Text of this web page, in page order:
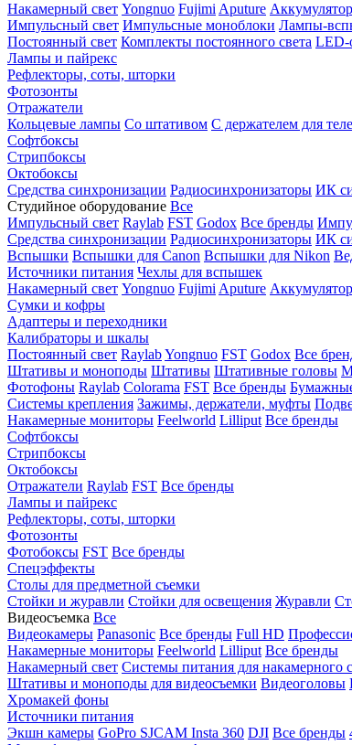
Накамерный свет Yongnuo Fujimi Aputure
Импульсный свет Импульсные моноблоки Лампы-
Постоянный свет Комплекты постоянного света LED-
Лампы и пайрекс
Рефлекторы, соты, шторки
Фотозонты
Отражатели
Кольцевые лампы Со штативом С держателем для
Софтбоксы
Стрипбоксы
Октобоксы
Средства синхронизации Радиосинхронизаторы ИК
Студийное оборудование Все
Импульсный свет Raylab FST Godox Все бренды
Средства синхронизации Радиосинхронизаторы ИК
Вспышки Вспышки для Canon Вспышки для Nikon
Источники питания Чехлы для вспышек
Накамерный свет Yongnuo Fujimi Aputure
Сумки и кофры
Адаптеры и переходники
Калибраторы и шкалы
Постоянный свет RaylabYongnuo FST Godox Все
Штативы и моноподы Штативы Штативные головы
Фотофоны Raylab Colorama FST Все бренды
Системы крепления Зажимы, держатели, муфты
Накамерные мониторы Feelworld Lilliput Все бренды
Софтбоксы
Стрипбоксы
Октобоксы
Отражатели Raylab FST Все бренды
Лампы и пайрекс
Рефлекторы, соты, шторки
Фотозонты
Фотобоксы FST Все бренды
Спецэффекты
Столы для предметной съемки
Стойки и журавли Стойки для освещения Журавли
Видеосъемка Все
Видеокамеры Panasonic Все бренды Full HD
Накамерные мониторы Feelworld Lilliput Все бренды
Накамерный свет Системы питания для накамерного
Штативы и моноподы для видеосъемки Видеоголовы
Хромакей фоны
Источники питания
Экшн камеры GoPro SJCAM Insta 360 DJI Все бренды